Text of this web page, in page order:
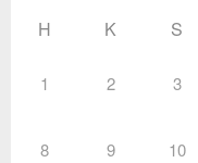
H K S
1 2 3
8 9 10